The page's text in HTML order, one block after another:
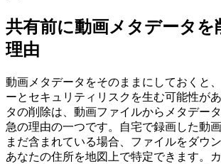
共有前に動画メタデータを
理由
動画メタデータをそのままにしておくと
ーとセキュリティリスクを生む可能性が
タの削除は、動画ファイルからメタデー
急の理由の一つです。自宅で録画した動
まだ含まれている場合、ファイルをダウ
あなたの住所を地図上で特定できます。